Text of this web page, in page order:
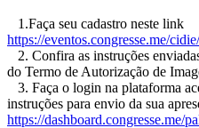
1.Faça seu cadastro neste link
https://eventos.congresse.me/
2. Confira as instruções
do Termo de Autorização de
3. Faça o login na plataforma
instruções para envio da sua
https://dashboard.congresse.me/